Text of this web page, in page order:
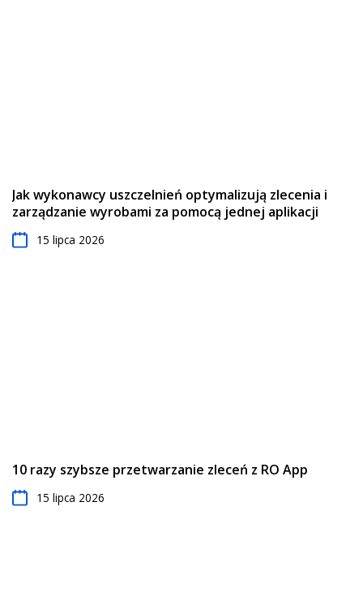
Jak wykonawcy uszczelnień optymalizują zlecenia i
zarządzanie wyrobami za pomocą jednej aplikacji
15 lipca 2026
10 razy szybsze przetwarzanie zleceń z RO App
15 lipca 2026